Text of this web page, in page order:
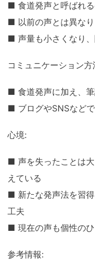
■ 食道発声と呼ばれ
■ 以前の声とは異な
■ 声量も小さくなり
コミュニケーション方
■ 食道発声に加え、
■ ブログやSNSなど
心境:
■ 声を失ったことは
えている
■ 新たな発声法を習
工夫
■ 現在の声も個性の
参考情報: